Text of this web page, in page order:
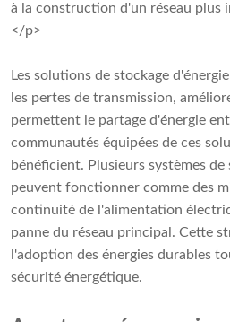
à la construction d'un réseau plus
</p>
Les solutions de stockage
les pertes de transmission,
permettent le partage d'énergie
communautés équipées de ces
bénéficient. Plusieurs systèmes de
peuvent fonctionner comme des
continuité de l'alimentation
panne du réseau principal. Cette
l'adoption des énergies durables
sécurité énergétique.